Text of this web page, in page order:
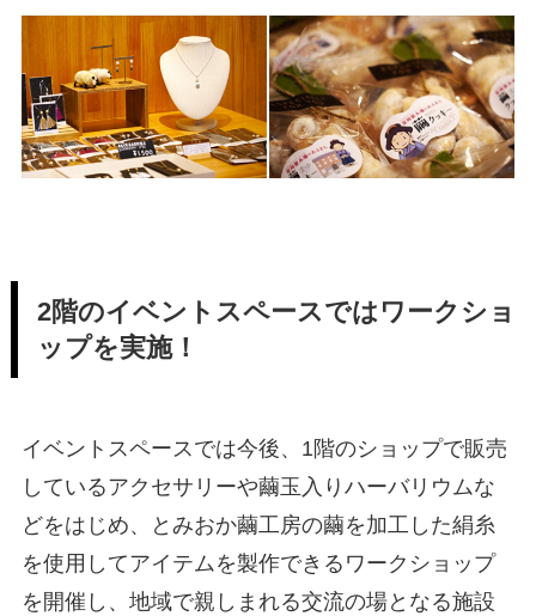
2階のイベントスペースではワークショ
ップを実施！
イベントスペースでは今後、1階のショップで販売
しているアクセサリーや繭玉入りハーバリウムな
どをはじめ、とみおか繭工房の繭を加工した絹糸
を使用してアイテムを製作できるワークショップ
を開催し、地域で親しまれる交流の場となる施設